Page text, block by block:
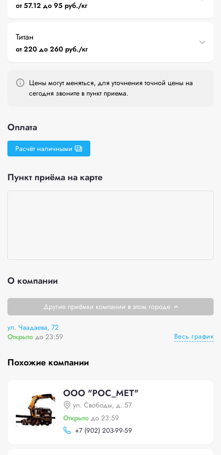
от 57.12 до 95 руб./кг
Титан
от 220 до 260 руб./кг
Цены могут меняться, для уточнения точной цены на
сегодня звоните в пункт приема.
Оплата
Расчёт наличными
Пункт приёма на карте
О компании
Другие приёмки компании в этом городе
ул. Чаадаева, 72
Открыто до 23:59 Весь график
Похожие компании
ООО "РОС_МЕТ"
ул. Свободы, д. 57
Открыто до 23:59
+7 (902) 203-99-59